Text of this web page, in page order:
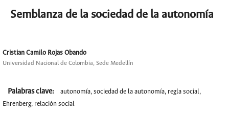
Semblanza de la sociedad de la autonomía
Cristian Camilo Rojas Obando
Universidad Nacional de Colombia, Sede Medellín
Palabras clave:
autonomía, sociedad de la autonomía, regla social,
Ehrenberg, relación social